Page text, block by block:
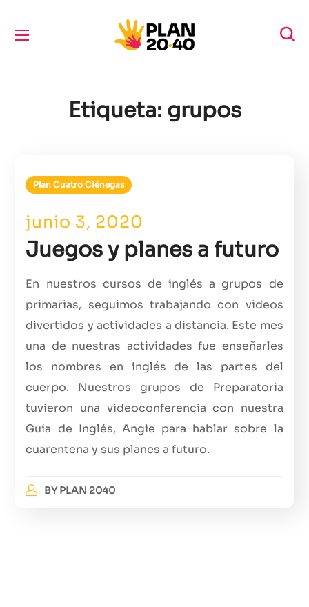
Etiqueta: grupos
Plan Cuatro Ciénegas
junio 3, 2020
Juegos y planes a futuro
En nuestros cursos de inglés a grupos de
primarias, seguimos trabajando con videos
divertidos y actividades a distancia. Este mes
una de nuestras actividades fue enseñarles
los nombres en inglés de las partes del
cuerpo. Nuestros grupos de Preparatoria
tuvieron una videoconferencia con nuestra
Guía de Inglés, Angie para hablar sobre la
cuarentena y sus planes a futuro.
BYPLAN 2040